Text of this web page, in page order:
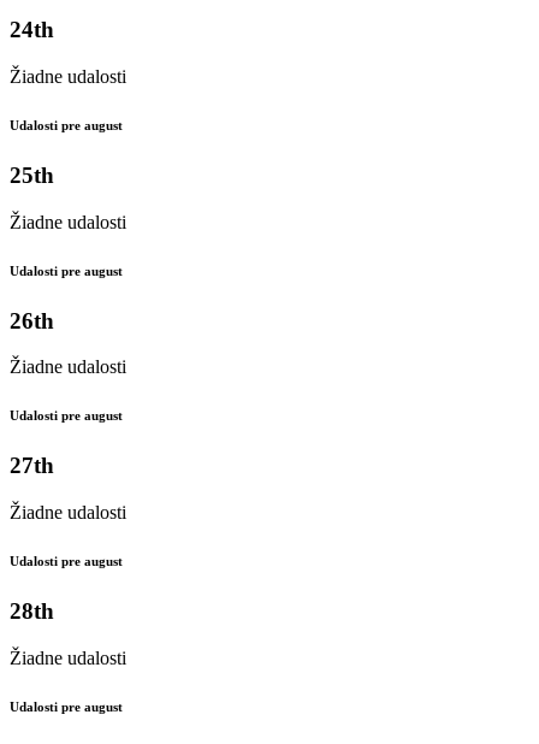
24th
Žiadne udalosti
Udalosti pre august
25th
Žiadne udalosti
Udalosti pre august
26th
Žiadne udalosti
Udalosti pre august
27th
Žiadne udalosti
Udalosti pre august
28th
Žiadne udalosti
Udalosti pre august